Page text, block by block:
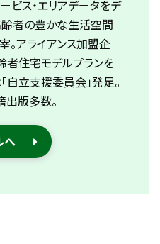
ビス・エリアデータをデ
齢者の豊かな生活空間
。アライアンス加盟企
住宅モデルプランを
自立支援委員会」発足。
出版多数。
へ